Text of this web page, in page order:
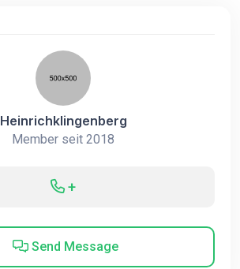
Heinrichklingenberg
Member seit 2018
+
Send Message